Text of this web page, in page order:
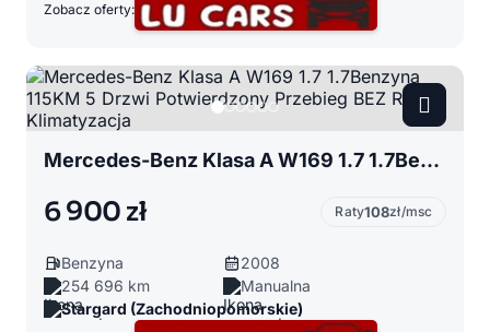
Zobacz oferty:
Mercedes-Benz Klasa A W169 1.7 1.7Benzyna 115KM 5 Drzwi Potwierdzony Przebieg BEZ RDZY Klimatyzacja
6 900 zł Raty108zł/msc
Benzyna
2008
254 696 km
Manualna
Stargard (Zachodniopomorskie)